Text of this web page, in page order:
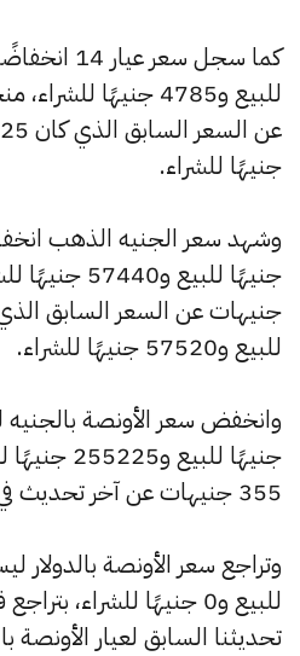
جنيهًا للشراء.
للبيع و57520 جنيهًا للشراء.
جنيهًا
355 جنيهات عن آخر تحديث في مصر 365.
تحديثنا السابق لعيار الأونصة